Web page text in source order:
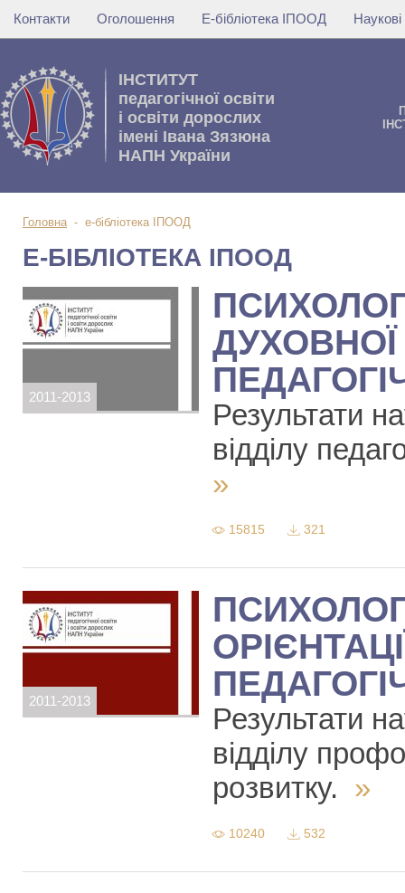
Контакти Оголошення Е-бібліотека ІПООД
IНСТИТУТ
педагогічної освіти
i освiти дорослих
імені Івана Зязюна
НАПН України
Головна- е-бібліотека ІПООД
Е-БІБЛІОТЕКА ІПООД
2011-2013
Результати
відділу
»
15815 321
2011-2013
Результати
відділу
розвитку. »
10240 532